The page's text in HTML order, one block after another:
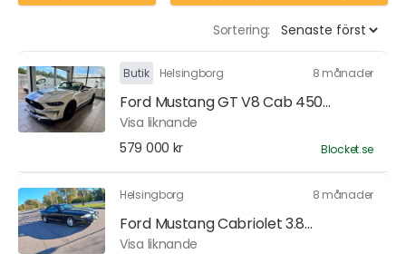
Sortering:
Butik Helsingborg 8 månader
Ford Mustang GT V8 Cab 450...
Visa liknande
579 000 kr
Blocket.se
Helsingborg 8 månader
Ford Mustang Cabriolet 3.8...
Visa liknande